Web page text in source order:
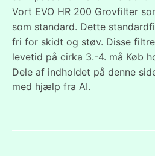
Vort EVO HR 200 Grovfilter
som standard. Dette
fri for skidt og støv. Disse
levetid på cirka 3.-4. må Køb
Dele af indholdet på denne
med hjælp fra AI.